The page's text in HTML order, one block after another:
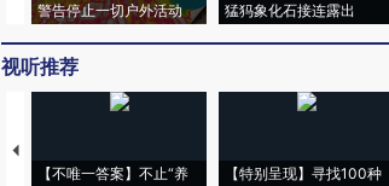
警告停止一切户外活动
猛犸象化石接连露出
视听推荐
【不唯一答案】不止“养
【特别呈现】寻找100种